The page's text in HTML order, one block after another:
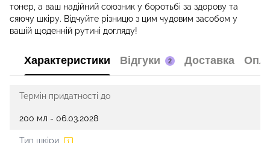
тонер, а ваш надійний союзник у боротьбі за здорову та
сяючу шкіру. Відчуйте різницю з цим чудовим засобом у
вашій щоденній рутині догляду!
Характеристики Відгуки 2 Доставка
Термін придатності до
200 мл - 06.03.2028
Тип шкіри